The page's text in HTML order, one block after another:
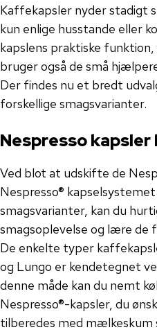
Kaffekapsler nyder stadigt
kun enlige husstande eller
kapslens praktiske
bruger også de små
Der findes nu et bredt
forskellige smagsvarianter.
Nespresso
Ved blot at udskifte de
Nespresso®
smagsvarianter, kan du
smagsoplevelse og lære de
De enkelte typer
og Lungo er kendetegnet
denne måde kan du nemt
Nespresso®-kapsler, du
tilberedes med